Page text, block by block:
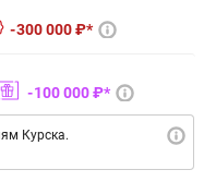
300 000 ₽*
100 000 ₽*
Курска.